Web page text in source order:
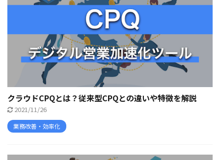
クラウドCPQとは？従来型CPQとの違いや特徴を解説
2021/11/26
業務改善・効率化